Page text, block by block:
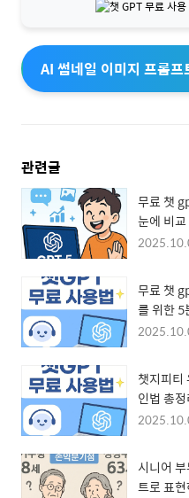
AI 썸네일 이미지 프롬
관련글
무료 챗
눈에 비교
무료 챗
를 위한 5
챗지피티
인법 총
시니어
트로 표현